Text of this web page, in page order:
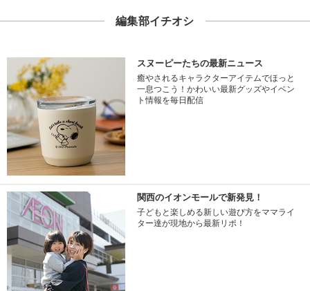
編集部イチオシ
スヌーピーたちの最新ニュース
癒やされるキャラクターアイテムでほっと
一息つこう！かわいい最新グッズやイベン
ト情報を毎日配信
関西のイオンモールで新発見！
子どもと楽しめる新しい遊び方をママライ
ター達が現地から最新リポ！